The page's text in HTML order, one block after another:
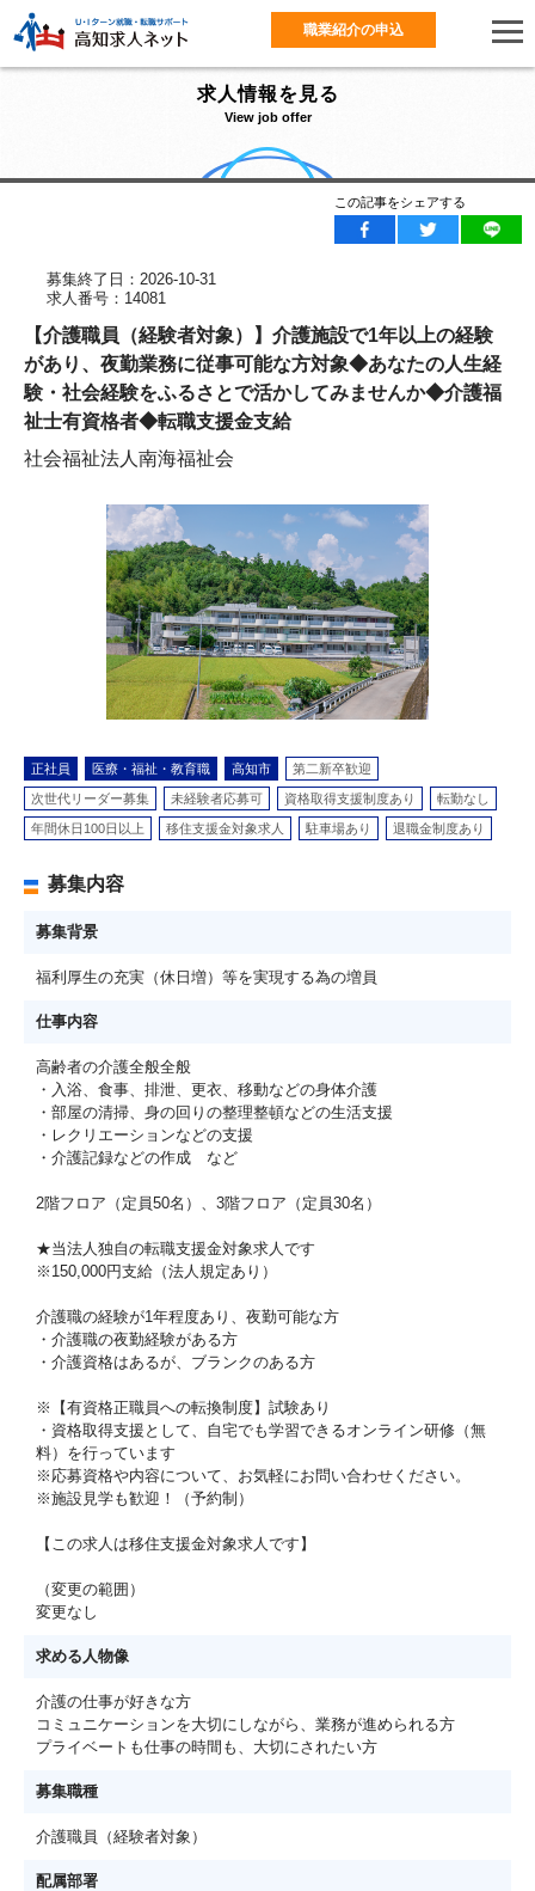
職業紹介の申込
求人情報を見る
View job offer
この記事をシェアする
募集終了日：2026-10-31
求人番号：14081
【介護職員（経験者対象）】介護施設で1年以上の経験
があり、夜勤業務に従事可能な方対象◆あなたの人生経
験・社会経験をふるさとで活かしてみませんか◆介護福
祉士有資格者◆転職支援金支給
社会福祉法人南海福祉会
正社員 医療・福祉・教育職 高知市 第二新卒歓迎
次世代リーダー募集 未経験者応募可 資格取得支援制度あり 転勤なし
年間休日100日以上 移住支援金対象求人 駐車場あり 退職金制度あり
募集内容
募集背景
福利厚生の充実（休日増）等を実現する為の増員
仕事内容
高齢者の介護全般全般
・入浴、食事、排泄、更衣、移動などの身体介護
・部屋の清掃、身の回りの整理整頓などの生活支援
・レクリエーションなどの支援
・介護記録などの作成 など
2階フロア（定員50名）、3階フロア（定員30名）
★当法人独自の転職支援金対象求人です
※150,000円支給（法人規定あり）
介護職の経験が1年程度あり、夜勤可能な方
・介護職の夜勤経験がある方
・介護資格はあるが、ブランクのある方
※【有資格正職員への転換制度】試験あり
・資格取得支援として、自宅でも学習できるオンライン研修（無
料）を行っています
※応募資格や内容について、お気軽にお問い合わせください。
※施設見学も歓迎！（予約制）
【この求人は移住支援金対象求人です】
（変更の範囲）
変更なし
求める人物像
介護の仕事が好きな方
コミュニケーションを大切にしながら、業務が進められる方
プライベートも仕事の時間も、大切にされたい方
募集職種
介護職員（経験者対象）
配属部署